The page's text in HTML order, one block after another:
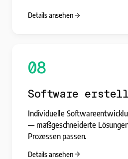
Details ansehen
08
Software
Individuelle
— maßgeschneiderte
Prozessen passen.
Details ansehen